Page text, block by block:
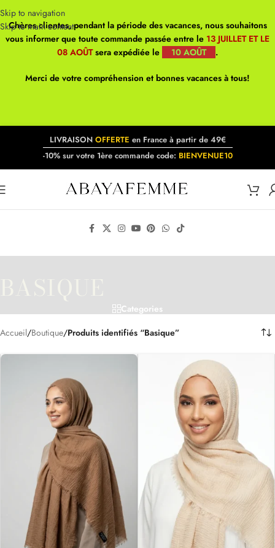
Skip to navigation
Skip to main content
Chères clientes, pendant la période des vacances, nous souhaitons
vous informer que toute commande passée entre le 13 JUILLET ET LE
08 AOÛTsera expédiée le 10 AOÛT .
Merci de votre compréhension et bonnes vacances à tous!
LIVRAISON OFFERTE en France à partir de 49€
-10% sur votre 1ère commande code: BIENVENUE10
Categories
Accueil/Boutique/Produits identifiés “Basique”